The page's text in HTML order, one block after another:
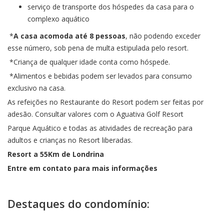
serviço de transporte dos hóspedes da casa para o
complexo aquático
*A casa acomoda até 8 pessoas, não podendo exceder
esse número, sob pena de multa estipulada pelo resort.
*Criança de qualquer idade conta como hóspede.
*Alimentos e bebidas podem ser levados para consumo
exclusivo na casa.
As refeições no Restaurante do Resort podem ser feitas por
adesão. Consultar valores com o Aguativa Golf Resort
Parque Aquático e todas as atividades de recreação para
adultos e crianças no Resort liberadas.
Resort a 55Km de Londrina
Entre em contato para mais informações
Destaques do condomínio: